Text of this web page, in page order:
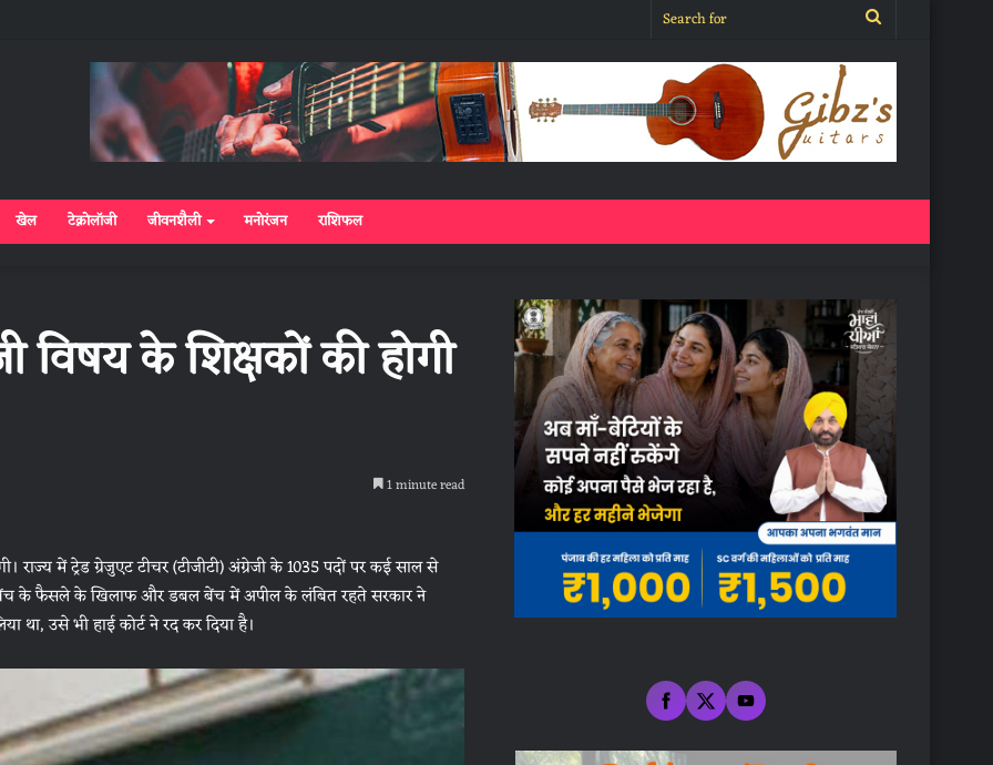
Search
for
खेल टेक्नोलॉजी जीवनशैली मनोरंजन राशिफल
विषय के शिक्षकों की होगी
1 minute read
राज्‍य में ट्रेड ग्रेजुएट टीचर (टीजीटी) अंग्रेजी के 1035 पदों पर कई साल से
बेंच के फैसले के खिलाफ और डबल बेंच में अपील के लंबित रहते सरकार ने
था, उसे भी हाई कोर्ट ने रद कर दिया है।